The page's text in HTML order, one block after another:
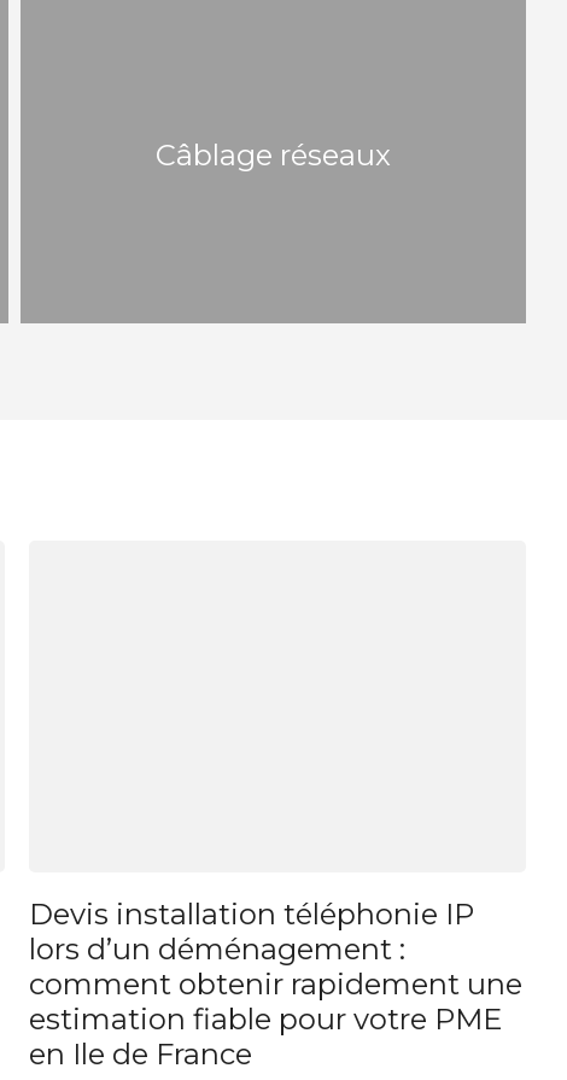
Câblage réseaux
Devis installation téléphonie IP
lors d’un déménagement :
comment obtenir rapidement une
estimation fiable pour votre PME
en Ile de France